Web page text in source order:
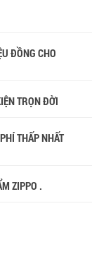
ĐỒNG CHO
TRỌN ĐỜI
THẤP NHẤT
ZIPPO .